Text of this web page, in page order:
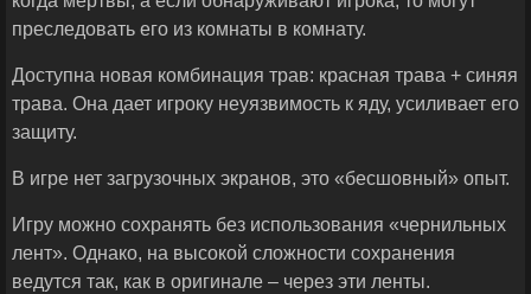
преследовать его из комнаты в комнату.
Доступна новая комбинация трав: красная трава + синяя
трава. Она дает игроку неуязвимость к яду, усиливает его
защиту.
В игре нет загрузочных экранов, это «бесшовный» опыт.
Игру можно сохранять без использования «чернильных
лент». Однако, на высокой сложности сохранения
ведутся так, как в оригинале – через эти ленты.